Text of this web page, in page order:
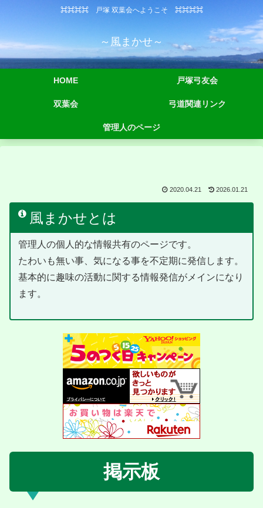
⌘⌘⌘⌘ 戸塚 双葉会へようこそ ⌘⌘⌘⌘
～風まかせ～
HOME 戸塚弓友会
双葉会 弓道関連リンク
管理人のページ
2020.04.21 2026.01.21
風まかせとは
管理人の個人的な情報共有のページです。
たわいも無い事、気になる事を不定期に発信します。
基本的に趣味の活動に関する情報発信がメインになり
ます。
掲示板